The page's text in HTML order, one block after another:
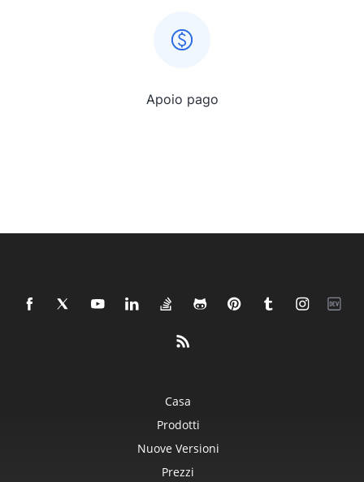
Apoio pago
Casa
Prodotti
Nuove Versioni
Prezzi